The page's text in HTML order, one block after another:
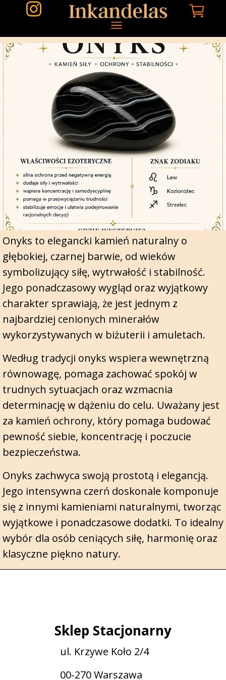
Onyks to elegancki kamień naturalny o
głębokiej, czarnej barwie, od wieków
symbolizujący siłę, wytrwałość i stabilność.
Jego ponadczasowy wygląd oraz wyjątkowy
charakter sprawiają, że jest jednym z
najbardziej cenionych minerałów
wykorzystywanych w biżuterii i amuletach.
Według tradycji onyks wspiera wewnętrzną
równowagę, pomaga zachować spokój w
trudnych sytuacjach oraz wzmacnia
determinację w dążeniu do celu. Uważany jest
za kamień ochrony, który pomaga budować
pewność siebie, koncentrację i poczucie
bezpieczeństwa.
Onyks zachwyca swoją prostotą i elegancją.
Jego intensywna czerń doskonale komponuje
się z innymi kamieniami naturalnymi, tworząc
wyjątkowe i ponadczasowe dodatki. To idealny
wybór dla osób ceniących siłę, harmonię oraz
klasyczne piękno natury.
ul. Krzywe Koło 2/4
00-270 Warszawa
Sklep Stacjonarny